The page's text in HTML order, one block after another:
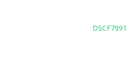
DSCF7991